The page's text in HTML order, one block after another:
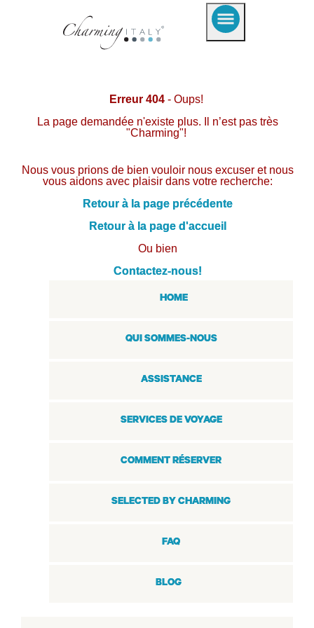
Erreur 404 - Oups!
La page demandée n'existe plus. Il n’est pas très
"Charming"!
Nous vous prions de bien vouloir nous excuser et nous
vous aidons avec plaisir dans votre recherche:
Retour à la page précédente
Retour à la page d'accueil
Ou bien
Contactez-nous!
HOME
QUI SOMMES-NOUS
ASSISTANCE
SERVICES DE VOYAGE
COMMENT RÉSERVER
SELECTED BY CHARMING
FAQ
BLOG